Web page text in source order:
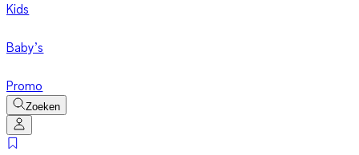
Kids
Baby’s
Promo
Zoeken